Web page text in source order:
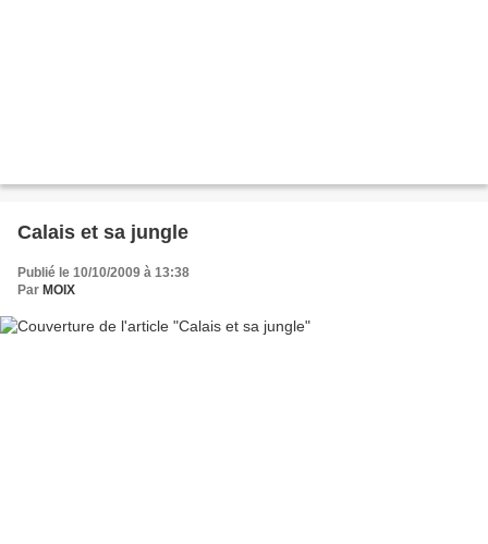
Calais et sa jungle
Publié le 10/10/2009 à 13:38
Par MOIX